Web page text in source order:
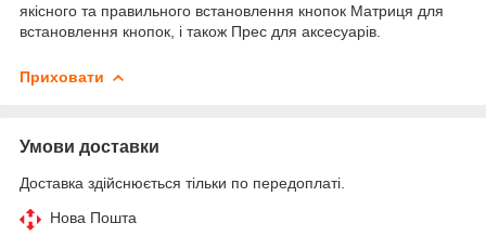
якісного та правильного встановлення кнопок Матриця для
встановлення кнопок, і також Прес для аксесуарів.
Приховати
Умови доставки
Доставка здійснюється тільки по передоплаті.
Нова Пошта